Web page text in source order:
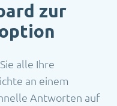
zur
alle Ihre
an einem
Antworten auf